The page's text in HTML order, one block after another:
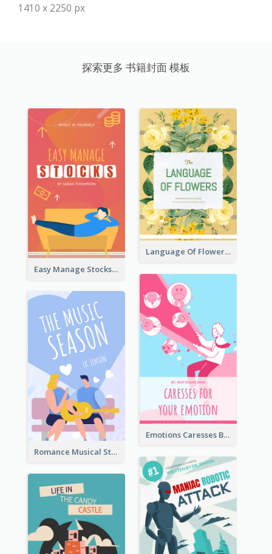
1410 x 2250 px
探索更多 书籍封面 模板
Easy Manage Stocks Book Cover Design
Language Of Flowers Book Cover
Emotions Caresses Book Cover
Romance Musical Story Book Cover